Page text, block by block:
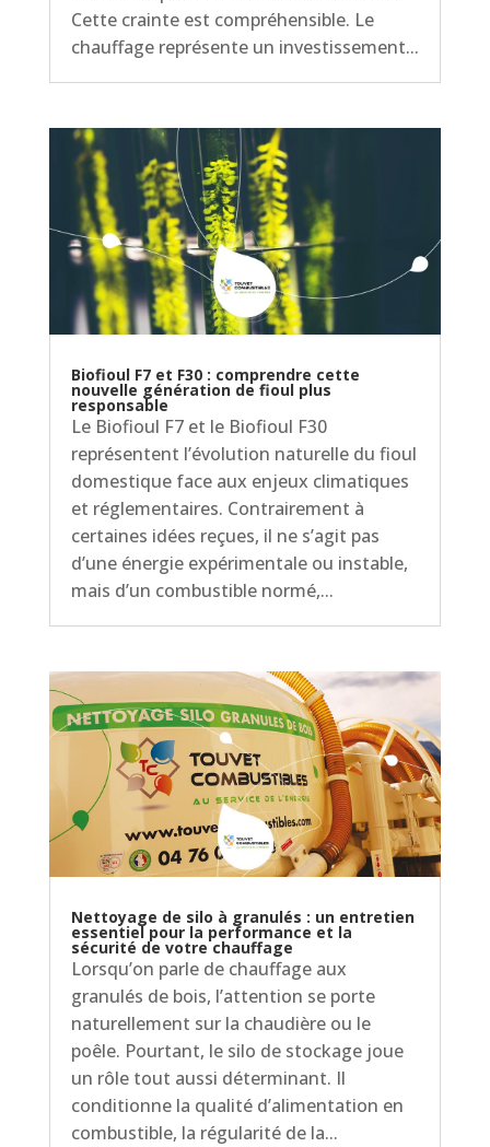
Cette crainte est compréhensible. Le
chauffage représente un investissement...
Biofioul F7 et F30 : comprendre cette
nouvelle génération de fioul plus
responsable
Le Biofioul F7 et le Biofioul F30
représentent l’évolution naturelle du fioul
domestique face aux enjeux climatiques
et réglementaires. Contrairement à
certaines idées reçues, il ne s’agit pas
d’une énergie expérimentale ou instable,
mais d’un combustible normé,...
Nettoyage de silo à granulés : un entretien
essentiel pour la performance et la
sécurité de votre chauffage
Lorsqu’on parle de chauffage aux
granulés de bois, l’attention se porte
naturellement sur la chaudière ou le
poêle. Pourtant, le silo de stockage joue
un rôle tout aussi déterminant. Il
conditionne la qualité d’alimentation en
combustible, la régularité de la...